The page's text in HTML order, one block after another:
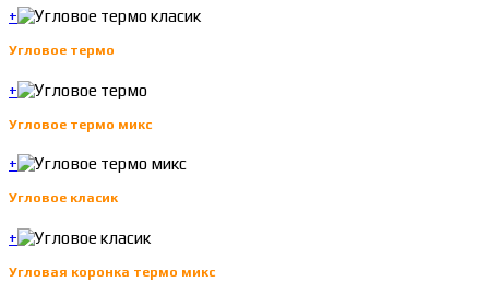
+
Угловое термо
+
Угловое термо микс
+
Угловое класик
+
Угловая коронка термо микс